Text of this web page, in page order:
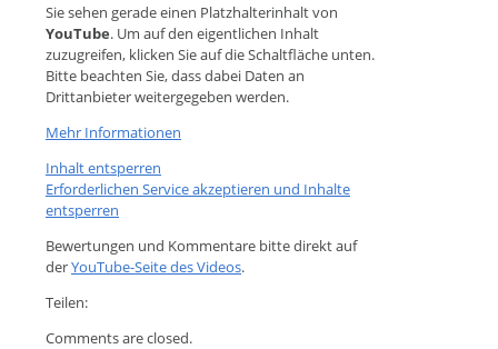
Sie sehen gerade einen Platzhalterinhalt von
YouTube. Um auf den eigentlichen Inhalt
zuzugreifen, klicken Sie auf die Schaltfläche unten.
Bitte beachten Sie, dass dabei Daten an
Drittanbieter weitergegeben werden.
Mehr Informationen
Inhalt entsperren
Erforderlichen Service akzeptieren und Inhalte
entsperren
Bewertungen und Kommentare bitte direkt auf
derYouTube-Seite des Videos.
Teilen:
Comments are closed.